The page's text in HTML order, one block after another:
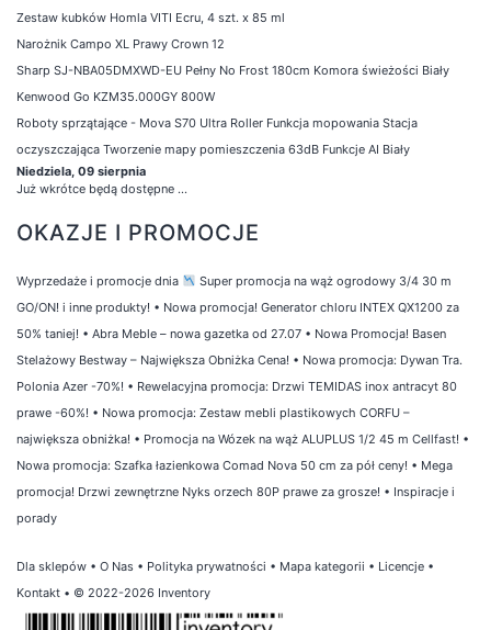
Zestaw kubków Homla VITI Ecru, 4 szt. x 85 ml
Narożnik Campo XL Prawy Crown 12
Sharp SJ-NBA05DMXWD-EU Pełny No Frost 180cm Komora świeżości Biały
Kenwood Go KZM35.000GY 800W
Roboty sprzątające - Mova S70 Ultra Roller Funkcja mopowania Stacja
oczyszczająca Tworzenie mapy pomieszczenia 63dB Funkcje AI Biały
Niedziela, 09 sierpnia
Już wkrótce będą dostępne ...
OKAZJE I PROMOCJE
Wyprzedaże i promocje dnia
Super promocja na wąż ogrodowy 3/4 30 m
GO/ON! i inne produkty! • Nowa promocja! Generator chloru INTEX QX1200 za
50% taniej! • Abra Meble – nowa gazetka od 27.07 • Nowa Promocja! Basen
Stelażowy Bestway – Największa Obniżka Cena! • Nowa promocja: Dywan Tra.
Polonia Azer -70%! • Rewelacyjna promocja: Drzwi TEMIDAS inox antracyt 80
prawe -60%! • Nowa promocja: Zestaw mebli plastikowych CORFU –
największa obniżka! • Promocja na Wózek na wąż ALUPLUS 1/2 45 m Cellfast! •
Nowa promocja: Szafka łazienkowa Comad Nova 50 cm za pół ceny! • Mega
promocja! Drzwi zewnętrzne Nyks orzech 80P prawe za grosze! • Inspiracje i
porady
Dla sklepów • O Nas • Polityka prywatności • Mapa kategorii • Licencje •
Kontakt • © 2022-2026 Inventory